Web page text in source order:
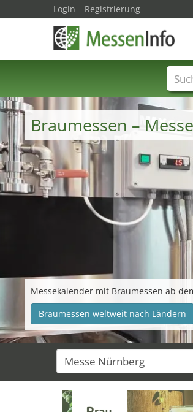
Braumessen –
Messekalender mit Braumessen ab
Braumessen weltweit nach Ländern
Login Registrierung